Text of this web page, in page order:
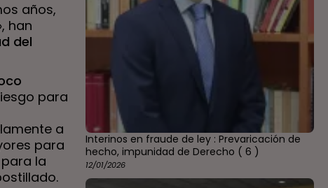
Interinos en fraude de ley : Prevaricación de
hecho, impunidad de Derecho ( 6 )
12/01/2026
años,
han
del
para
a
para
la